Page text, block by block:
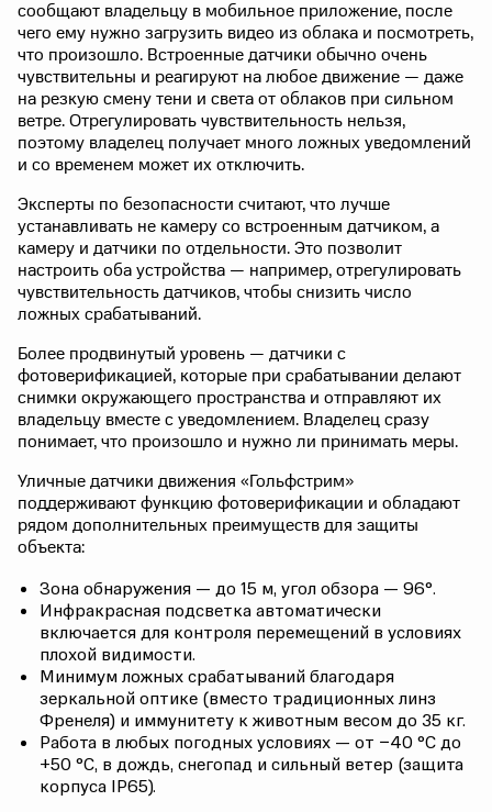
сообщают владельцу в мобильное приложение, после
чего ему нужно загрузить видео из облака и посмотреть,
что произошло. Встроенные датчики обычно очень
чувствительны и реагируют на любое движение — даже
на резкую смену тени и света от облаков при сильном
ветре. Отрегулировать чувствительность нельзя,
поэтому владелец получает много ложных уведомлений
и со временем может их отключить.
Эксперты по безопасности считают, что лучше
устанавливать не камеру со встроенным датчиком, а
камеру и датчики по отдельности. Это позволит
настроить оба устройства — например, отрегулировать
чувствительность датчиков, чтобы снизить число
ложных срабатываний.
Более продвинутый уровень — датчики с
фотоверификацией, которые при срабатывании делают
снимки окружающего пространства и отправляют их
владельцу вместе с уведомлением. Владелец сразу
понимает, что произошло и нужно ли принимать меры.
Уличные датчики движения «Гольфстрим»
поддерживают функцию фотоверификации и обладают
рядом дополнительных преимуществ для защиты
объекта:
Зона обнаружения — до 15 м, угол обзора — 96°.
Инфракрасная подсветка автоматически
включается для контроля перемещений в условиях
плохой видимости.
Минимум ложных срабатываний благодаря
зеркальной оптике (вместо традиционных линз
Френеля) и иммунитету к животным весом до 35 кг.
Работа в любых погодных условиях — от −40 °C до
+50 °C, в дождь, снегопад и сильный ветер (защита
корпуса IP65).